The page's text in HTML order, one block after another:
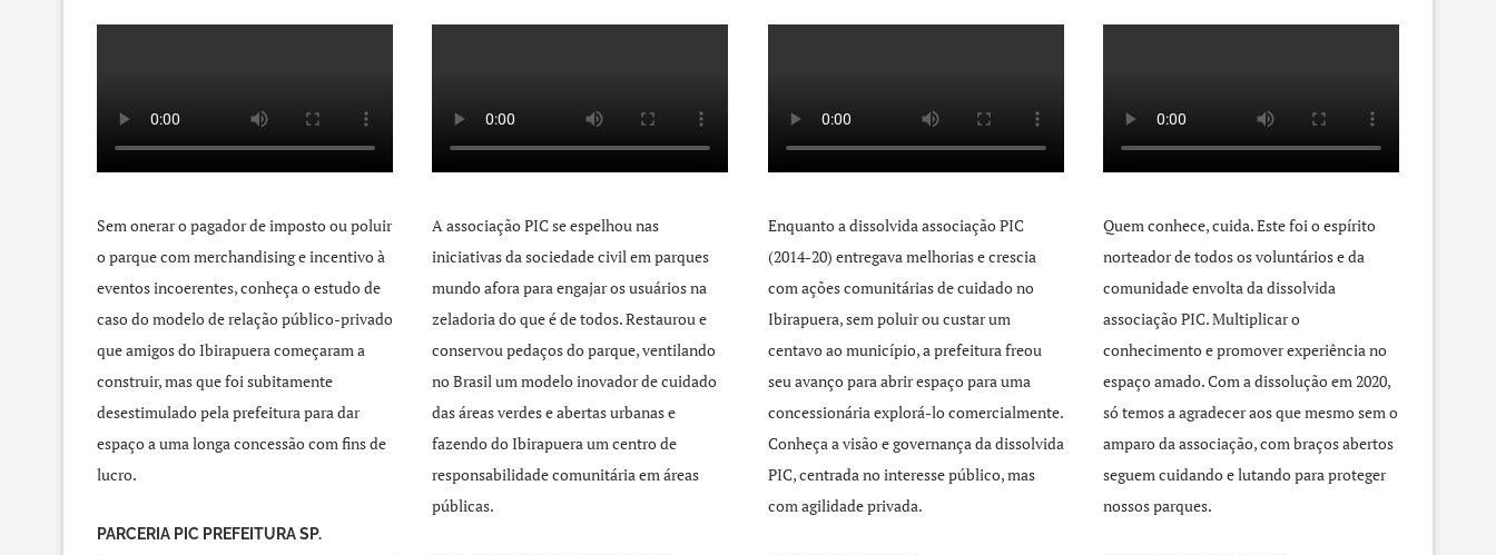
Sem onerar o pagador de imposto ou poluir
o parque com merchandising e incentivo à
eventos incoerentes, conheça o estudo de
caso do modelo de relação público-privado
que amigos do Ibirapuera começaram a
construir, mas que foi subitamente
desestimulado pela prefeitura para dar
espaço a uma longa concessão com fins de
lucro.
PARCERIA PIC PREFEITURA SP.
A associação PIC se espelhou nas
iniciativas da sociedade civil em parques
mundo afora para engajar os usuários na
zeladoria do que é de todos. Restaurou e
conservou pedaços do parque, ventilando
no Brasil um modelo inovador de cuidado
das áreas verdes e abertas urbanas e
fazendo do Ibirapuera um centro de
responsabilidade comunitária em áreas
públicas.
Enquanto a dissolvida associação PIC
(2014-20) entregava melhorias e crescia
com ações comunitárias de cuidado no
Ibirapuera, sem poluir ou custar um
centavo ao município, a prefeitura freou
seu avanço para abrir espaço para uma
concessionária explorá-lo comercialmente.
Conheça a visão e governança da dissolvida
PIC, centrada no interesse público, mas
com agilidade privada.
Quem conhece, cuida. Este foi o espírito
norteador de todos os voluntários e da
comunidade envolta da dissolvida
associação PIC. Multiplicar o
conhecimento e promover experiência no
espaço amado. Com a dissolução em 2020,
só temos a agradecer aos que mesmo sem o
amparo da associação, com braços abertos
seguem cuidando e lutando para proteger
nossos parques.